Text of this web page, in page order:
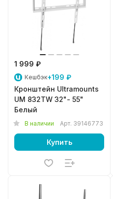
1 999 ₽
Кешбэк+199 ₽
Кронштейн Ultramounts
UM 832TW 32"- 55"
Белый
В наличии Арт. 39146773
Купить